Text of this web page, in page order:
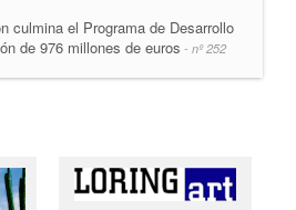
culmina el Programa de Desarrollo
de 976 millones de euros - nº 252